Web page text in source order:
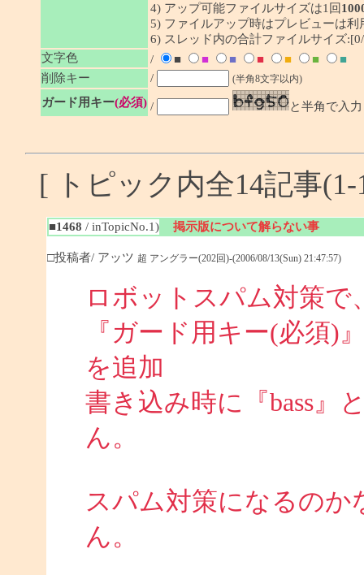
4) アップ可能ファイルサイズは1回
5) ファイルアップ時はプレビューは利
6) スレッド内の合計ファイルサイズ
文字色
/ ■ ■ ■ ■ ■ ■
■
削除キー
/ (半角8文字以内)
ガード用キー(必須) / と半角で入力
[ トピック内全14記事
■1468 / inTopicNo.1) 掲示版について解らない事
□投稿者/ アッツ 超 アングラー(202回)-(2006/08/13(Sun) 21:47:57)
ロボットスパム対策で
『ガード用キー(必須)
を追加
書き込み時に『bass』
ん。
スパム対策になるの
ん。